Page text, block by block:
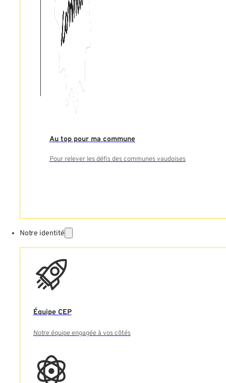
Au top pour ma commune
Pour relever les défis des communes vaudoises
Notre identité
Équipe CEP
Notre équipe engagée à vos côtés